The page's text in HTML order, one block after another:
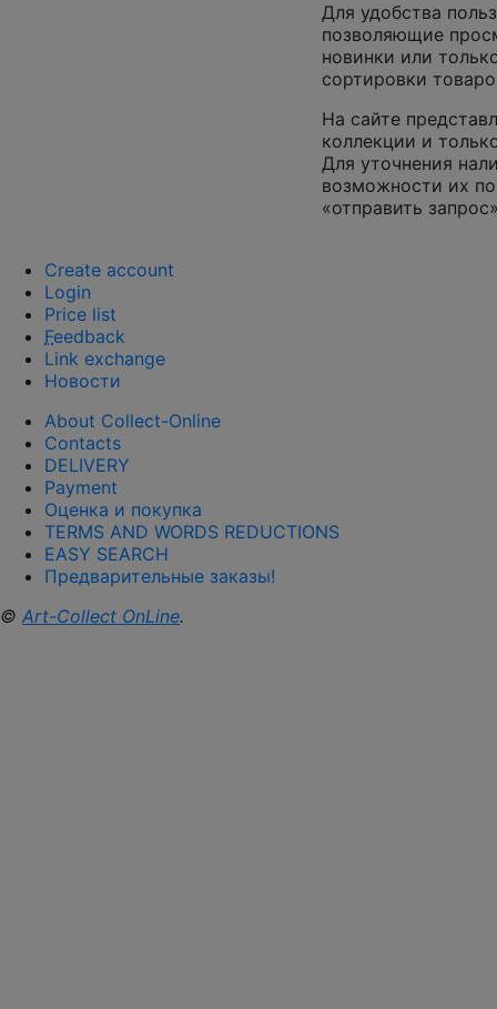
Для удобства
позволяющие
новинки или
сортировки
На сайте
коллекции и
Для уточнения
возможности их
«отправить
Create account
Login
Price list
Feedback
Link exchange
Новости
About Collect-Online
Contacts
DELIVERY
Payment
Оценка и покупка
TERMS AND WORDS REDUCTIONS
EASY SEARCH
Предварительные заказы!
© Art-Collect OnLine.